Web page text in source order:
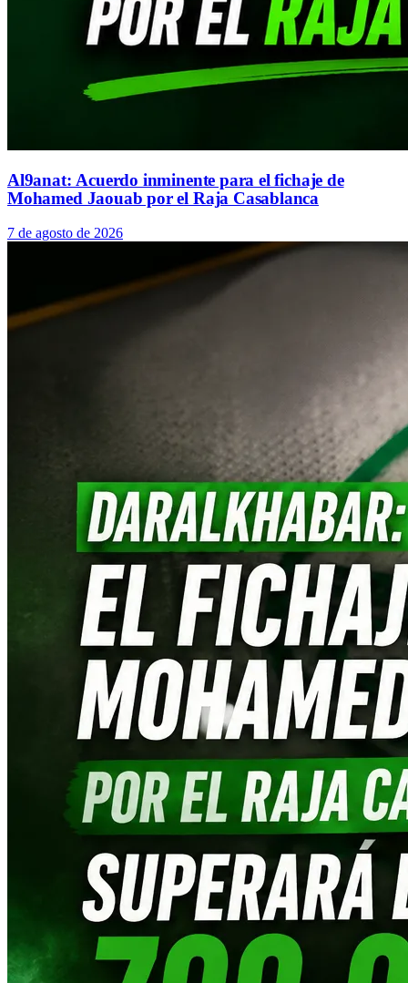
Al9anat: Acuerdo inminente para el fichaje de
Mohamed Jaouab por el Raja Casablanca
7 de agosto de 2026